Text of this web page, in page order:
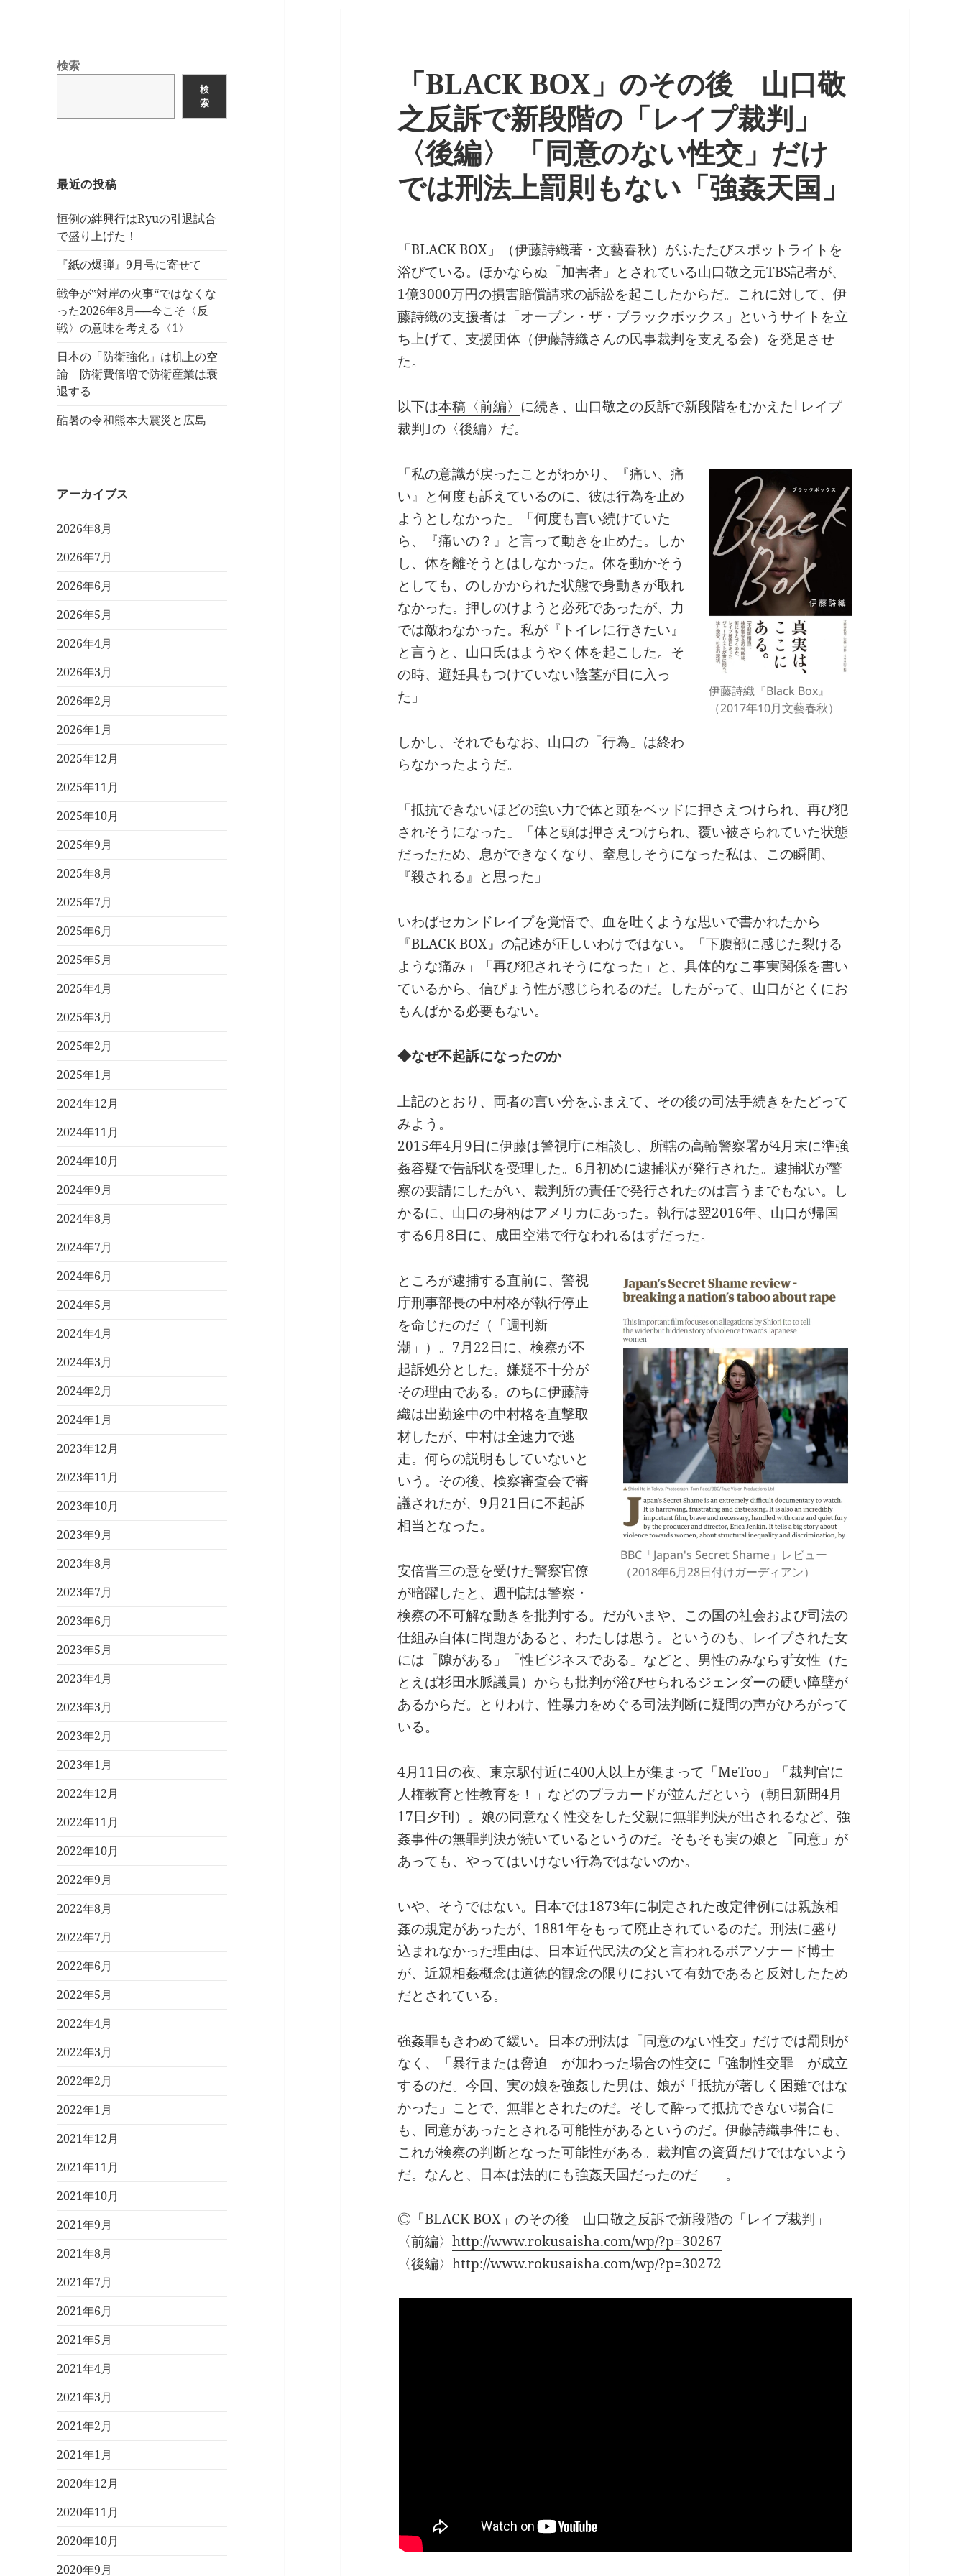
検索
検
索
最近の投稿
恒例の絆興行はRyuの引退試合
で盛り上げた！
『紙の爆弾』9月号に寄せて
戦争が‟対岸の火事“ではなくな
った2026年8月──今こそ〈反
戦〉の意味を考える〈1〉
日本の「防衛強化」は机上の空
論 防衛費倍増で防衛産業は衰
退する
酷暑の令和熊本大震災と広島
アーカイブス
2026年8月
2026年7月
2026年6月
2026年5月
2026年4月
2026年3月
2026年2月
2026年1月
2025年12月
2025年11月
2025年10月
2025年9月
2025年8月
2025年7月
2025年6月
2025年5月
2025年4月
2025年3月
2025年2月
2025年1月
2024年12月
2024年11月
2024年10月
2024年9月
2024年8月
2024年7月
2024年6月
2024年5月
2024年4月
2024年3月
2024年2月
2024年1月
2023年12月
2023年11月
2023年10月
2023年9月
2023年8月
2023年7月
2023年6月
2023年5月
2023年4月
2023年3月
2023年2月
2023年1月
2022年12月
2022年11月
2022年10月
2022年9月
2022年8月
2022年7月
2022年6月
2022年5月
2022年4月
2022年3月
2022年2月
2022年1月
2021年12月
2021年11月
2021年10月
2021年9月
2021年8月
2021年7月
2021年6月
2021年5月
2021年4月
2021年3月
2021年2月
2021年1月
2020年12月
2020年11月
2020年10月
2020年9月
「BLACK BOX」のその後 山口敬
之反訴で新段階の「レイプ裁判」
〈後編〉 「同意のない性交」だけ
では刑法上罰則もない「強姦天国」
「BLACK BOX」（伊藤詩織著・文藝春秋）がふたたびスポットライトを
浴びている。ほかならぬ「加害者」とされている山口敬之元TBS記者が、
1億3000万円の損害賠償請求の訴訟を起こしたからだ。これに対して、伊
藤詩織の支援者は 「オープン・ザ・ブラックボックス」というサイト を立
ち上げて、支援団体（伊藤詩織さんの民事裁判を支える会）を発足させ
た。
以下は本稿〈前編〉 に続き、山口敬之の反訴で新段階をむかえた｢レイプ
裁判｣の〈後編〉だ。
伊藤詩織『Black Box』
（2017年10月文藝春秋）
「私の意識が戻ったことがわかり、『痛い、痛
い』と何度も訴えているのに、彼は行為を止め
ようとしなかった」「何度も言い続けていた
ら、『痛いの？』と言って動きを止めた。しか
し、体を離そうとはしなかった。体を動かそう
としても、のしかかられた状態で身動きが取れ
なかった。押しのけようと必死であったが、力
では敵わなかった。私が『トイレに行きたい』
と言うと、山口氏はようやく体を起こした。そ
の時、避妊具もつけていない陰茎が目に入っ
た」
しかし、それでもなお、山口の「行為」は終わ
らなかったようだ。
「抵抗できないほどの強い力で体と頭をベッドに押さえつけられ、再び犯
されそうになった」「体と頭は押さえつけられ、覆い被さられていた状態
だったため、息ができなくなり、窒息しそうになった私は、この瞬間、
『殺される』と思った」
いわばセカンドレイプを覚悟で、血を吐くような思いで書かれたから
『BLACK BOX』の記述が正しいわけではない。「下腹部に感じた裂ける
ような痛み」「再び犯されそうになった」と、具体的なこ事実関係を書い
ているから、信ぴょう性が感じられるのだ。したがって、山口がとくにお
もんぱかる必要もない。
◆なぜ不起訴になったのか
上記のとおり、両者の言い分をふまえて、その後の司法手続きをたどって
みよう。
2015年4月9日に伊藤は警視庁に相談し、所轄の高輪警察署が4月末に準強
姦容疑で告訴状を受理した。6月初めに逮捕状が発行された。逮捕状が警
察の要請にしたがい、裁判所の責任で発行されたのは言うまでもない。し
かるに、山口の身柄はアメリカにあった。執行は翌2016年、山口が帰国
する6月8日に、成田空港で行なわれるはずだった。
BBC「Japan's Secret Shame」レビュー
（2018年6月28日付けガーディアン）
ところが逮捕する直前に、警視
庁刑事部長の中村格が執行停止
を命じたのだ（「週刊新
潮」）。7月22日に、検察が不
起訴処分とした。嫌疑不十分が
その理由である。のちに伊藤詩
織は出勤途中の中村格を直撃取
材したが、中村は全速力で逃
走。何らの説明もしていないと
いう。その後、検察審査会で審
議されたが、9月21日に不起訴
相当となった。
安倍晋三の意を受けた警察官僚
が暗躍したと、週刊誌は警察・
検察の不可解な動きを批判する。だがいまや、この国の社会および司法の
仕組み自体に問題があると、わたしは思う。というのも、レイプされた女
には「隙がある」「性ビジネスである」などと、男性のみならず女性（た
とえば杉田水脈議員）からも批判が浴びせられるジェンダーの硬い障壁が
あるからだ。とりわけ、性暴力をめぐる司法判断に疑問の声がひろがって
いる。
4月11日の夜、東京駅付近に400人以上が集まって「MeToo」「裁判官に
人権教育と性教育を！」などのプラカードが並んだという（朝日新聞4月
17日夕刊）。娘の同意なく性交をした父親に無罪判決が出されるなど、強
姦事件の無罪判決が続いているというのだ。そもそも実の娘と「同意」が
あっても、やってはいけない行為ではないのか。
いや、そうではない。日本では1873年に制定された改定律例には親族相
姦の規定があったが、1881年をもって廃止されているのだ。刑法に盛り
込まれなかった理由は、日本近代民法の父と言われるボアソナード博士
が、近親相姦概念は道徳的観念の限りにおいて有効であると反対したため
だとされている。
強姦罪もきわめて緩い。日本の刑法は「同意のない性交」だけでは罰則が
なく、「暴行または脅迫」が加わった場合の性交に「強制性交罪」が成立
するのだ。今回、実の娘を強姦した男は、娘が「抵抗が著しく困難ではな
かった」ことで、無罪とされたのだ。そして酔って抵抗できない場合に
も、同意があったとされる可能性があるというのだ。伊藤詩織事件にも、
これが検察の判断となった可能性がある。裁判官の資質だけではないよう
だ。なんと、日本は法的にも強姦天国だったのだ――。
◎「BLACK BOX」のその後 山口敬之反訴で新段階の「レイプ裁判」
〈前編〉http://www.rokusaisha.com/wp/?p=30267
〈後編〉http://www.rokusaisha.com/wp/?p=30272